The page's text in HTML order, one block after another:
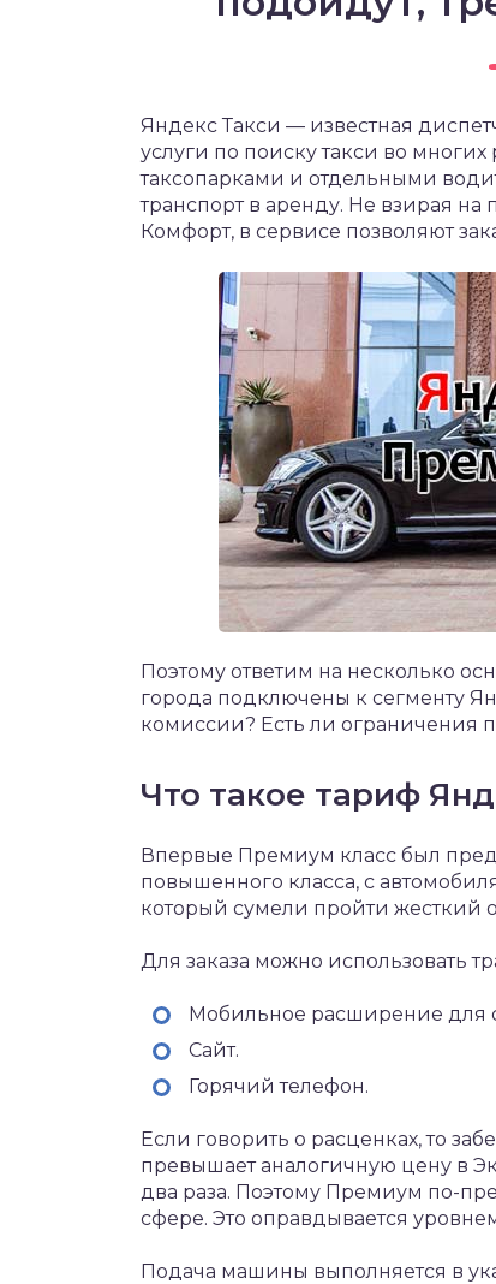
Яндекс Такси — известная
услуги по поиску такси во
таксопарками и отдельными
транспорт в аренду. Не взирая
Комфорт, в сервисе позволяют
Поэтому ответим на несколько
города подключены к сегменту
комиссии? Есть ли ограничения
Что такое тариф
Впервые Премиум класс был
повышенного класса, с
который сумели пройти жесткий
Для заказа можно использовать
Мобильное расширение для
Сайт.
Горячий телефон.
Если говорить о расценках, то
превышает аналогичную цену в
два раза. Поэтому Премиум по-
сфере. Это оправдывается
Подача машины выполняется в